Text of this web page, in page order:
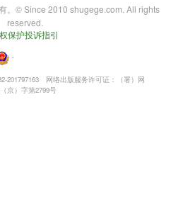
。© Since 2010 shugege.com. All rights
reserved.
保护投诉指引
・
201797163
网络出版服务许可证：（署）网
京）字第2799号